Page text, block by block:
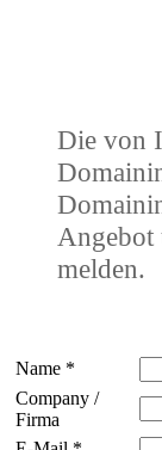
Die von
Angebot
melden.
Name *
Company /
Firma